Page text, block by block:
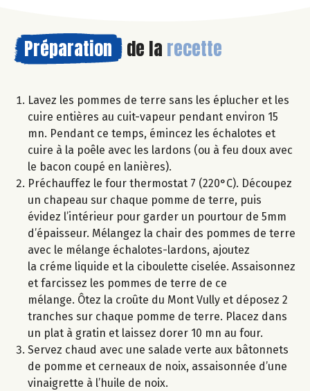
Préparation de la recette
Lavez les pommes de terre sans les éplucher et les
cuire entières au cuit-vapeur pendant environ 15
mn. Pendant ce temps, émincez les échalotes et
cuire à la poêle avec les lardons (ou à feu doux avec
le bacon coupé en lanières).
Préchauffez le four thermostat 7 (220°C). Découpez
un chapeau sur chaque pomme de terre, puis
évidez l’intérieur pour garder un pourtour de 5mm
d’épaisseur. Mélangez la chair des pommes de terre
avec le mélange échalotes-lardons, ajoutez
la créme liquide et la ciboulette ciselée. Assaisonnez
et farcissez les pommes de terre de ce
mélange. Ôtez la croûte du Mont Vully et déposez 2
tranches sur chaque pomme de terre. Placez dans
un plat à gratin et laissez dorer 10 mn au four.
Servez chaud avec une salade verte aux bâtonnets
de pomme et cerneaux de noix, assaisonnée d’une
vinaigrette à l’huile de noix.